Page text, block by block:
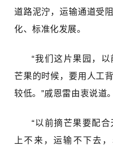
道路泥泞，运输通道受
化、标准化发展。
“我们这片果园，
芒果的时候，要用人工
较低。”戚恩雷由衷说道。
“以前摘芒果要配
上不来，运输不下去